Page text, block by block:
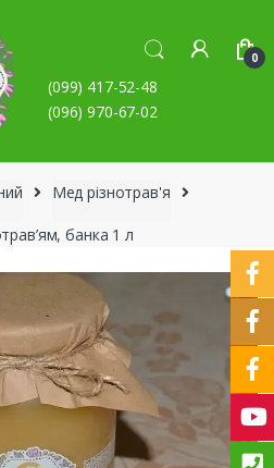
0
(099) 417-52-48
(096) 970-67-02
Мед різнотрав'я
банка 1 л